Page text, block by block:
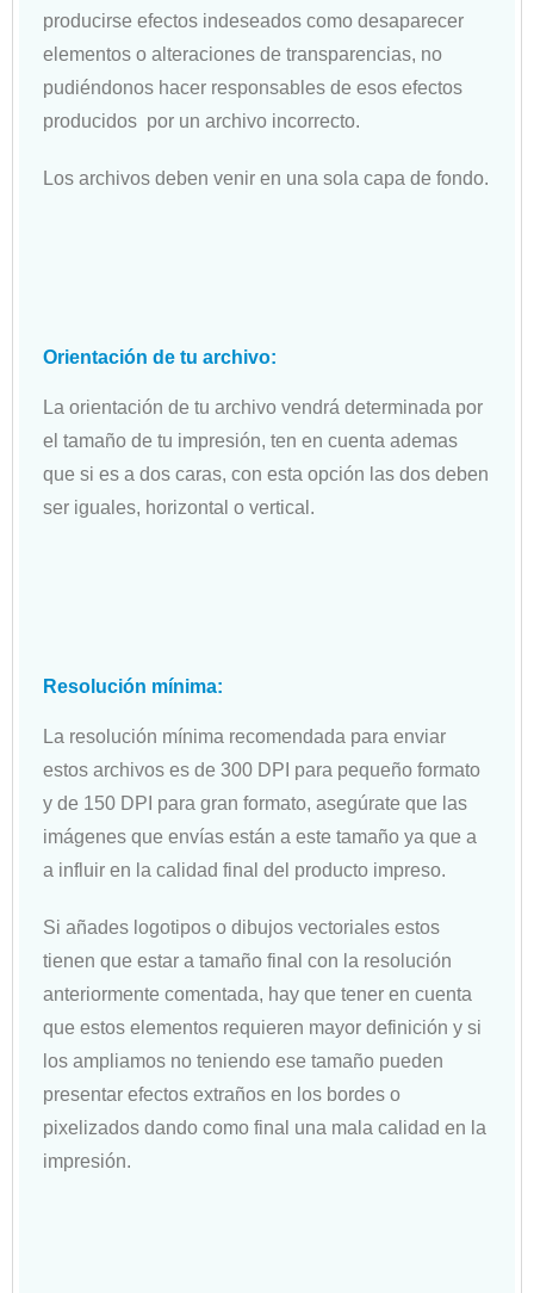
producirse efectos indeseados como desaparecer
elementos o alteraciones de transparencias, no
pudiéndonos hacer responsables de esos efectos
producidos por un archivo incorrecto.
Los archivos deben venir en una sola capa de fondo.
Orientación de tu archivo:
La orientación de tu archivo vendrá determinada por
el tamaño de tu impresión, ten en cuenta ademas
que si es a dos caras, con esta opción las dos deben
ser iguales, horizontal o vertical.
Resolución mínima:
La resolución mínima recomendada para enviar
estos archivos es de 300 DPI para pequeño formato
y de 150 DPI para gran formato, asegúrate que las
imágenes que envías están a este tamaño ya que a
a influir en la calidad final del producto impreso.
Si añades logotipos o dibujos vectoriales estos
tienen que estar a tamaño final con la resolución
anteriormente comentada, hay que tener en cuenta
que estos elementos requieren mayor definición y si
los ampliamos no teniendo ese tamaño pueden
presentar efectos extraños en los bordes o
pixelizados dando como final una mala calidad en la
impresión.